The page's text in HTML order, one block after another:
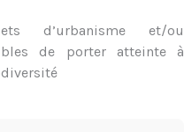
d’urbanisme et/ou
de porter atteinte à